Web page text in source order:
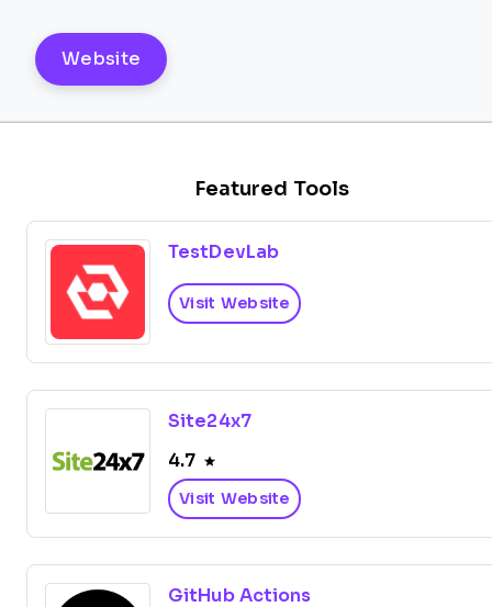
Website
Featured Tools
TestDevLab
Visit Website
Site24x7
4.7
Visit Website
GitHub Actions